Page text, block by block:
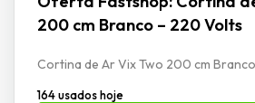
200 cm Branco – 220 Volts
Cortina de Ar Vix Two 200 cm
164 usados hoje